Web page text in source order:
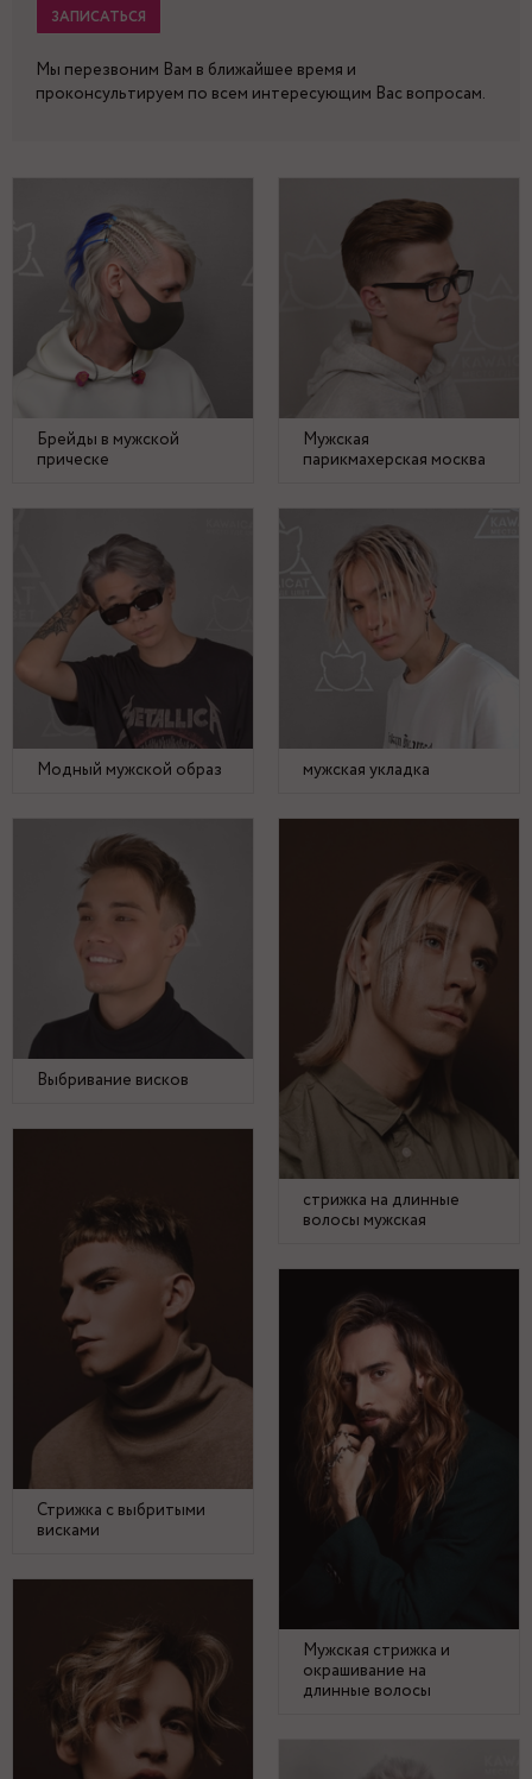
ЗАПИСАТЬСЯ
Мы перезвоним Вам в ближайшее время и
проконсультируем по всем интересующим Вас вопросам.
Брейды в мужской
прическе
Мужская
парикмахерская москва
Модный мужской образ мужская укладка
Выбривание висков
стрижка на длинные
волосы мужская
Стрижка с выбритыми
висками
Мужская стрижка и
окрашивание на
длинные волосы